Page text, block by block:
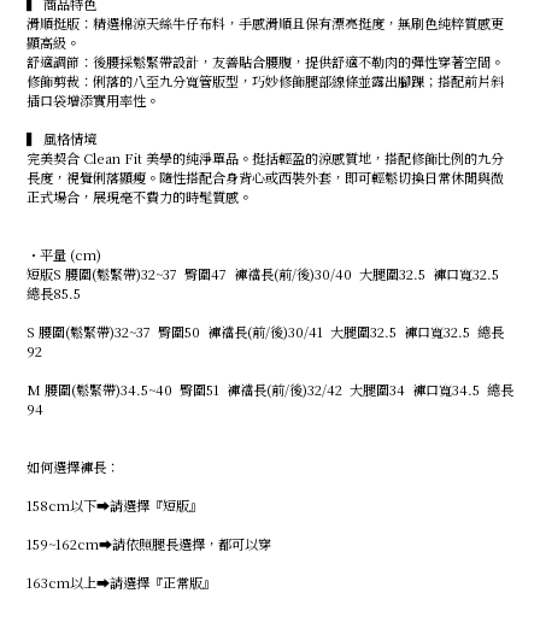
▍ 商品特色
滑順挺版：精選棉涼天絲牛仔布料，手感滑順且保有漂亮挺度，無刷色純粹質感更
顯高級。
舒適調節：後腰採鬆緊帶設計，友善貼合腰腹，提供舒適不勒肉的彈性穿著空間。
修飾剪裁：俐落的八至九分寬管版型，巧妙修飾腿部線條並露出腳踝；搭配前片斜
插口袋增添實用率性。
▍ 風格情境
完美契合 Clean Fit 美學的純淨單品。挺括輕盈的涼感質地，搭配修飾比例的九分
長度，視覺俐落顯瘦。隨性搭配合身背心或西裝外套，即可輕鬆切換日常休閒與微
正式場合，展現毫不費力的時髦質感。
・平量 (cm)
短版S 腰圍(鬆緊帶)32~37 臀圍47 褲襠長(前/後)30/40 大腿圍32.5 褲口寬32.5
總長85.5
S 腰圍(鬆緊帶)32~37 臀圍50 褲襠長(前/後)30/41 大腿圍32.5 褲口寬32.5 總長
92
M 腰圍(鬆緊帶)34.5~40 臀圍51 褲襠長(前/後)32/42 大腿圍34 褲口寬34.5 總長
94
如何選擇褲長：
158cm以下➡️請選擇『短版』
159~162cm➡️請依照腿長選擇，都可以穿
163cm以上➡️請選擇『正常版』